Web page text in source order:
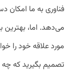
فناوری به ما امکان
می‌دهد. اما،
مورد علاقه خود را
تصمیم بگیرید که چه